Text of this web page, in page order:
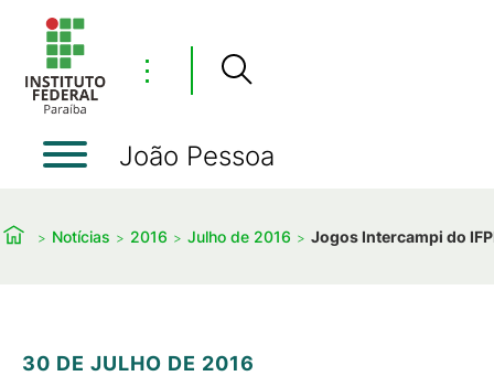
⋮
João Pessoa
Notícias 2016 Julho de 2016 Jogos Intercampi do
30 DE JULHO DE 2016